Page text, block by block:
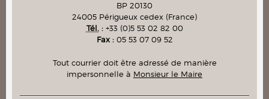
BP 20130
24005 Périgueux cedex (France)
Tél.: +33 (0)5 53 02 82 00
Fax : 05 53 07 09 52
Tout courrier doit être adressé de manière
impersonnelle à Monsieur le Maire